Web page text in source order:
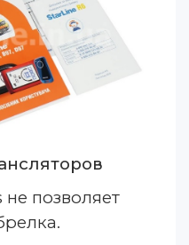
не позволяет